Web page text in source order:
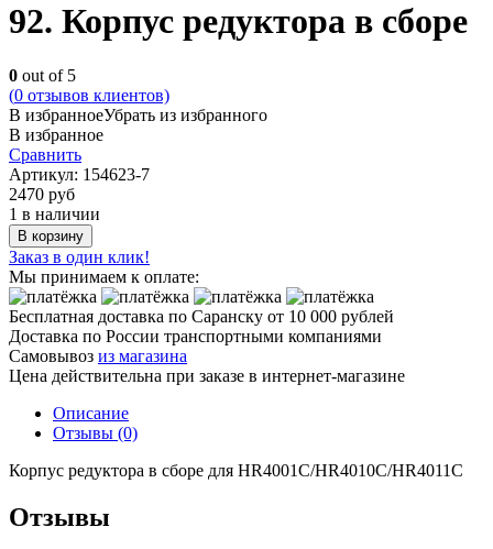
92. Корпус редуктора в сборе
0 out of 5
(0 отзывов клиентов)
В избранноеУбрать из избранного
В избранное
Сравнить
Артикул: 154623-7
2470 руб
1 в наличии
В корзину
Заказ в один клик!
Мы принимаем к оплате:
Бесплатная доставка по Саранску от 10 000 рублей
Доставка по России транспортными компаниями
Самовывоз из магазина
Цена действительна при заказе в интернет-магазине
Описание
Отзывы (0)
Корпус редуктора в сборе для HR4001C/HR4010C/HR4011C
Отзывы